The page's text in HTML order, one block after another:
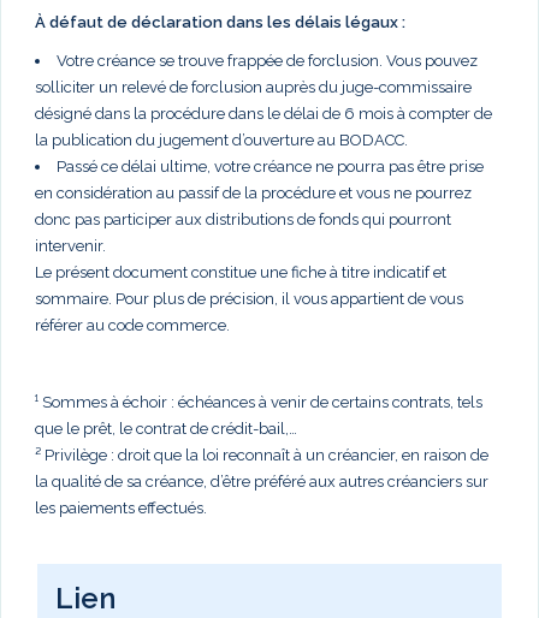
À défaut de déclaration dans les délais légaux :
Votre créance se trouve frappée de forclusion. Vous pouvez
solliciter un relevé de forclusion auprès du juge-commissaire
désigné dans la procédure dans le délai de 6 mois à compter de
la publication du jugement d’ouverture au BODACC.
Passé ce délai ultime, votre créance ne pourra pas être prise
en considération au passif de la procédure et vous ne pourrez
donc pas participer aux distributions de fonds qui pourront
intervenir.
Le présent document constitue une fiche à titre indicatif et
sommaire. Pour plus de précision, il vous appartient de vous
référer au code commerce.
¹ Sommes à échoir : échéances à venir de certains contrats, tels
que le prêt, le contrat de crédit-bail,…
² Privilège : droit que la loi reconnaît à un créancier, en raison de
la qualité de sa créance, d’être préféré aux autres créanciers sur
les paiements effectués.
Lien